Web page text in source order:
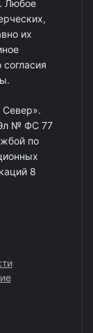
Любое
их
Север».
№ ФС 77
по
8